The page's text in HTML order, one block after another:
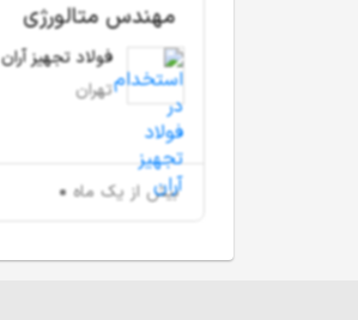
مهندس متالورژی
فولاد تجهیز آران
تهران
بیش از یک ماه